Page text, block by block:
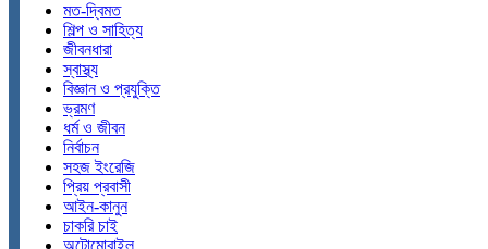
মত-দ্বিমত
শিল্প ও সাহিত্য
জীবনধারা
স্বাস্থ্য
বিজ্ঞান ও প্রযুক্তি
ভ্রমণ
ধর্ম ও জীবন
নির্বাচন
সহজ ইংরেজি
প্রিয় প্রবাসী
আইন-কানুন
চাকরি চাই